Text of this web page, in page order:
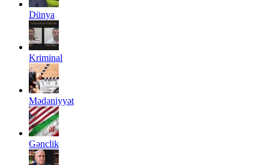
Dünya
Kriminal
Mədəniyyət
Gənclik